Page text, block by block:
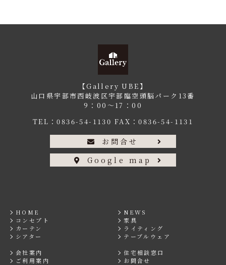
【Gallery UBE】
山口県宇部市西岐波区宇部臨空頭脳パーク13番
9：00〜17：00
TEL：0836-54-1130 FAX：0836-54-1131
お問合せ
Google map
HOME
NEWS
コンセプト
家具
カーテン
ライティング
シアター
テーブルウェア
会社案内
住宅相談窓口
ご利用案内
お問合せ